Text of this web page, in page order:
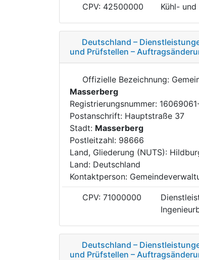
CPV: 42500000 Kühl-
Deutschland –
und Prüfstellen –
Offizielle Bezeichnung:
Masserberg
Registrierungsnummer:
Postanschrift: Hauptstraße 37
Stadt: Masserberg
Postleitzahl: 98666
Land, Gliederung (NUTS):
Land: Deutschland
Kontaktperson:
CPV: 71000000
Deutschland –
und Prüfstellen –